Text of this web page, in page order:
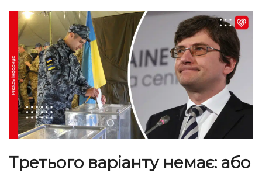
Третього варіанту немає: або